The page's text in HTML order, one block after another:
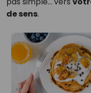
de sens.